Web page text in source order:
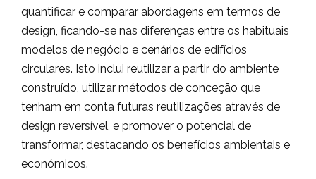
quantificar e comparar abordagens em termos de
design, ficando-se nas diferenças entre os habituais
modelos de negócio e cenários de edifícios
circulares. Isto inclui reutilizar a partir do ambiente
construído, utilizar métodos de conceção que
tenham em conta futuras reutilizações através de
design reversível, e promover o potencial de
transformar, destacando os benefícios ambientais e
económicos.